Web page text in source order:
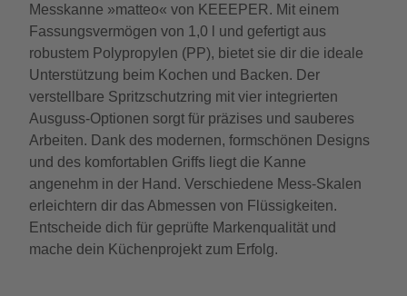
Messkanne »matteo« von KEEEPER. Mit einem
Fassungsvermögen von 1,0 l und gefertigt aus
robustem Polypropylen (PP), bietet sie dir die ideale
Unterstützung beim Kochen und Backen. Der
verstellbare Spritzschutzring mit vier integrierten
Ausguss-Optionen sorgt für präzises und sauberes
Arbeiten. Dank des modernen, formschönen Designs
und des komfortablen Griffs liegt die Kanne
angenehm in der Hand. Verschiedene Mess-Skalen
erleichtern dir das Abmessen von Flüssigkeiten.
Entscheide dich für geprüfte Markenqualität und
mache dein Küchenprojekt zum Erfolg.